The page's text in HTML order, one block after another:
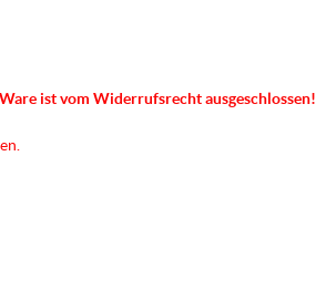
ist vom Widerrufsrecht ausgeschlossen!